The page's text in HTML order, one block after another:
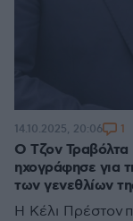
Ο Τζον Τραβόλτα
ηχογράφησε για
των γενεθλίων
H Κέλι Πρέστον
14.10.2025, 20:06 1